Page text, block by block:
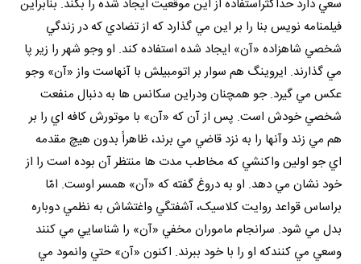
سعي دارد حداکثراستفاده از اين موقعيت ايجاد شده را بکند. بنابراين
فيلمنامه نويس بنا را بر اين مي گذارد که از تضادي که در زندگي
شخصي شاهزاده «آن» ايجاد شده استفاده کند. او وجو شهر را زير پا
مي گذارند. ايروينگ هم سوار بر اتومبيلش با آنهاست واز «آن» وجو
عکس مي گيرد. جو همچنان ودراين سکانس ها به دنبال منفعت
شخصي خودش است. پس از آن که «آن» با موتورش کافه اي را بر
هم مي زند وآنها را به نزد قاضي مي برند، ظاهراً بدون هيچ مقدمه
اي جو اولين واکنشي که مخاطب مدت ها منتظر آن بوده است را از
خود نشان مي دهد. او به دروغ گفته که «آن» همسر اوست. امّا
براساس قواعد روايت کلاسيک، آشفتگي واغتشاش به نظمي دوباره
بدل مي شود. سرانجام ماموران مخفي «آن» را شناسايي مي کنند
وسعي مي کنندکه او را با خود ببرند. اکنون «آن» حتي وانمود مي